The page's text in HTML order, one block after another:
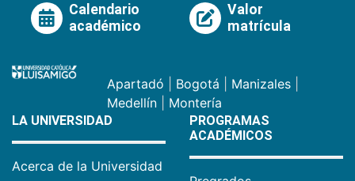
Calendario
académico
Valor
matrícula
Apartadó Bogotá Manizales
Medellín
Montería
LA UNIVERSIDAD
Acerca de la Universidad
PROGRAMAS
ACADÉMICOS